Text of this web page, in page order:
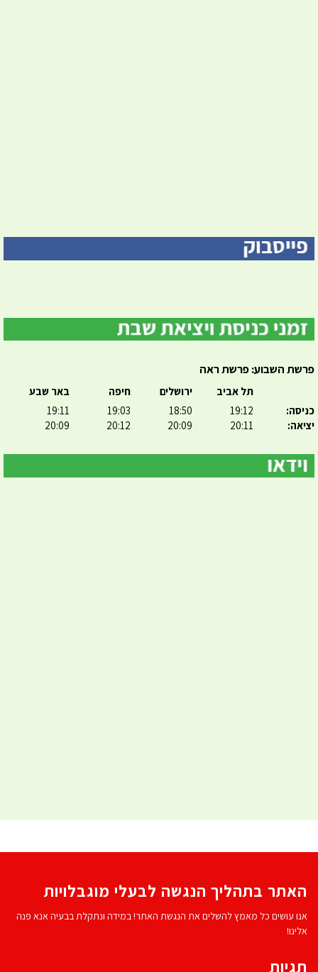
פרשת השבוע: פרשת ראה
כניסה:
יציאה:
תל אביב
19:12
20:11
ירושלים
18:50
20:09
חיפה
19:03
20:12
באר שבע
19:11
20:09
האתר בתהליך הנגשה לבעלי מוגבלויות
אנו עושים כל מאמץ להשלים את הנגשת האתר! במידה ונתקלת בבעיה אנא פנה
אלינו!
תגיות